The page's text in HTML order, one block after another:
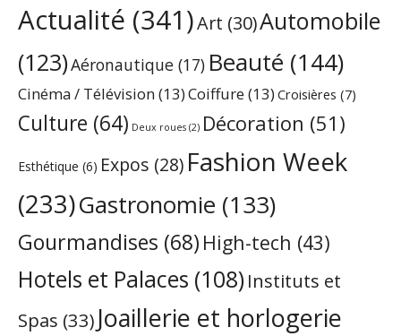
Actualité (341)Art (30)Automobile
(123)Aéronautique (17) Beauté (144)
Cinéma / Télévision(13)Coiffure(13) Croisières (7)
Culture (64) Deux roues (2) Décoration (51)
Esthétique (6) Expos (28) Fashion Week
(233)Gastronomie (133)
Gourmandises (68) High-tech (43)
Hotels et Palaces (108) Instituts et
Spas (33) Joaillerie et horlogerie